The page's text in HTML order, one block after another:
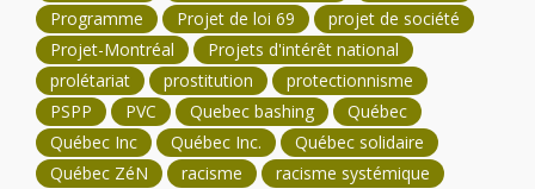
Programme
Projet de loi 69
projet de société
Projet-Montréal
Projets d'intérêt national
prolétariat
prostitution
protectionnisme
PSPP
PVC Quebec bashing
Québec
Québec Inc
Québec Inc.
Québec solidaire
Québec ZéN
racisme
racisme systémique